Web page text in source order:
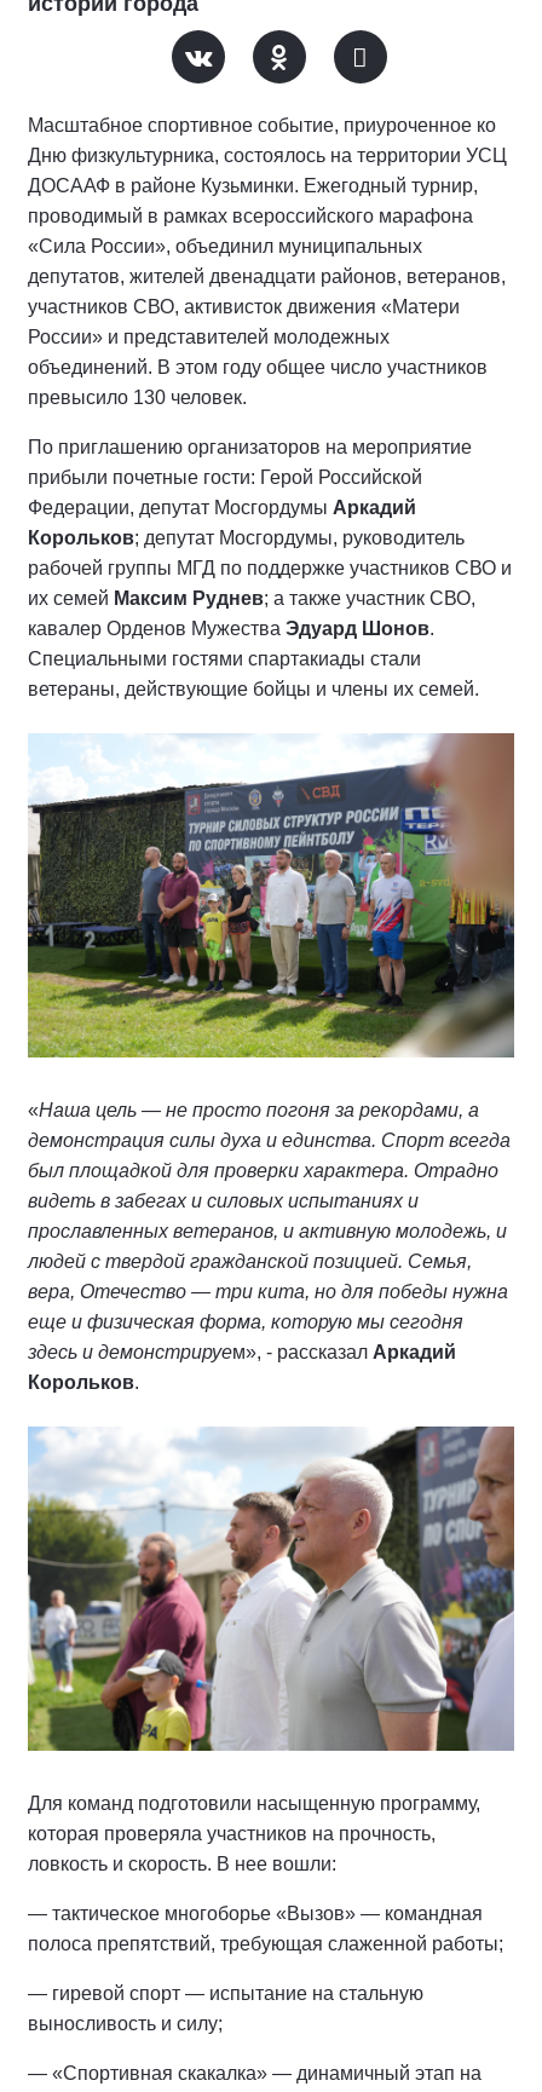
Масштабное спортивное событие, приуроченное ко
Дню физкультурника, состоялось на территории УСЦ
ДОСААФ в районе Кузьминки. Ежегодный турнир,
проводимый в рамках всероссийского марафона
«Сила России», объединил муниципальных
депутатов, жителей двенадцати районов, ветеранов,
участников СВО, активисток движения «Матери
России» и представителей молодежных
объединений. В этом году общее число участников
превысило 130 человек.
По приглашению организаторов на мероприятие
прибыли почетные гости: Герой Российской
Федерации, депутат Мосгордумы Аркадий
Корольков; депутат Мосгордумы, руководитель
рабочей группы МГД по поддержке участников СВО и
их семей Максим Руднев; а также участник СВО,
кавалер Орденов Мужества Эдуард Шонов.
Специальными гостями спартакиады стали
ветераны, действующие бойцы и члены их семей.
«Наша цель — не просто погоня за рекордами, а
демонстрация силы духа и единства. Спорт всегда
был площадкой для проверки характера. Отрадно
видеть в забегах и силовых испытаниях и
прославленных ветеранов, и активную молодежь, и
людей с твердой гражданской позицией. Семья,
вера, Отечество — три кита, но для победы нужна
еще и физическая форма, которую мы сегодня
здесь и демонстрируем», - рассказал Аркадий
Корольков.
Для команд подготовили насыщенную программу,
которая проверяла участников на прочность,
ловкость и скорость. В нее вошли:
— тактическое многоборье «Вызов» — командная
полоса препятствий, требующая слаженной работы;
— гиревой спорт — испытание на стальную
выносливость и силу;
— «Спортивная скакалка» — динамичный этап на